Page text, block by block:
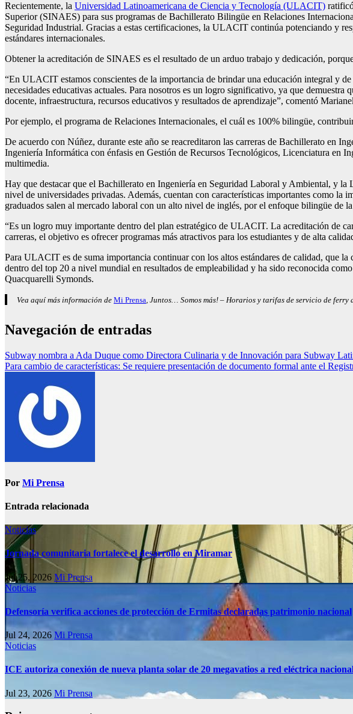
Recientemente, la Universidad Latinoamericana de Ciencia y Tecnología (ULACIT)
Superior (SINAES) para sus programas de Bachillerato Bilingüe en Relaciones
Seguridad Industrial. Gracias a estas certificaciones, la ULACIT continúa potenciando y
estándares internacionales.
Obtener la acreditación de SINAES es el resultado de un arduo trabajo y dedicación,
“En ULACIT estamos conscientes de la importancia de brindar una educación integral y
necesidades educativas actuales. Para nosotros es un logro significativo, ya que
docente, infraestructura, recursos educativos y resultados de aprendizaje”, comentó
Por ejemplo, el programa de Relaciones Internacionales, el cuál es 100% bilingüe,
De acuerdo con Núñez, durante este año se reacreditaron las carreras de Bachillerato en
Ingeniería Informática con énfasis en Gestión de Recursos Tecnológicos, Licenciatura en
multimedia.
Hay que destacar que el Bachillerato en Ingeniería en Seguridad Laboral y Ambiental, y
nivel de universidades privadas. Además, cuentan con características importantes como
graduados salen al mercado laboral con un alto nivel de inglés, por el enfoque bilingüe de
“Es un logro muy importante dentro del plan estratégico de ULACIT. La acreditación de
carreras, el objetivo es ofrecer programas más atractivos para los estudiantes y de alta
Para ULACIT es de suma importancia continuar con los altos estándares de calidad, que
dentro del top 20 a nivel mundial en resultados de empleabilidad y ha sido reconocida
Quacquarelli Symonds.
Vea aquí más información de Mi Prensa, Juntos… Somos más! – Horarios y tarifas de servicio de ferry
Navegación de entradas
Subway nombra a Ada Duque como Directora Culinaria y de Innovación para Subway
Para cambio de características: Se requiere presentación de documento formal ante el
Por Mi Prensa
Entrada relacionada
Noticias
Jornada comunitaria fortalece el desarrollo en Miramar
Jul 25, 2026 Mi Prensa
Noticias
Defensoría verifica acciones de protección de Ermitas declaradas patrimonio nacional
Jul 24, 2026 Mi Prensa
Noticias
ICE autoriza conexión de nueva planta solar de 20 megavatios a red eléctrica
Jul 23, 2026 Mi Prensa